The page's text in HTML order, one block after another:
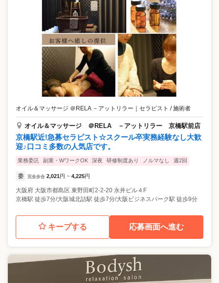
オイル＆マッサージ ＠RELA －アットリラー ｜ セラピスト / 施術者
オイル＆マッサージ ＠RELA －アットリラー 京橋駅前店
京橋駅近!急募セラピスト☆スクール卒実務経験なし大歓
迎♪口コミ多数の人気店です。
業務委託 副業・WワークOK 深夜 研修制度あり ノルマなし 週2回
委 完全歩合 2,021円 ~ 4,225円
大阪府 大阪市都島区 東野田町2-2-20 永井ビル４F
京橋駅 徒歩7分/大阪城北詰駅 徒歩7分/大阪ビジネスパーク駅 徒歩9分
キープする 応募画面へ進む